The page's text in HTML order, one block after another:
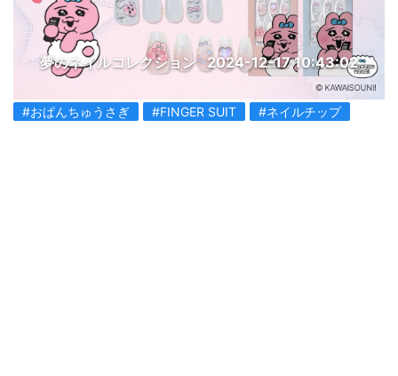
夢のネイルコレクション 2024-12-17 10:43:02
#おぱんちゅうさぎ #FINGER SUIT #ネイルチップ